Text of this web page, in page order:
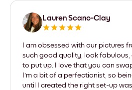
Lauren Scano-Clay
I am obsessed with our pictures
such good quality, look fabulous,
to put up. I love that you can
I'm a bit of a perfectionist, so
until I created the right set-up